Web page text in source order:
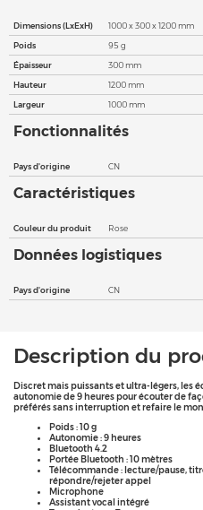
Dimensions (LxExH)
1000 x 300 x 1200 mm
Poids
95 g
Épaisseur
300 mm
Hauteur
1200 mm
Largeur
1000 mm
Fonctionnalités
Pays d'origine CN
Caractéristiques
Couleur du produit Rose
Données logistiques
Pays d'origine CN
Description du
Discret mais puissants et ultra-légers, les
autonomie de 9 heures pour écouter de
préférés sans interruption et refaire le
Poids : 10 g
Autonomie : 9 heures
Bluetooth 4.2
Portée Bluetooth : 10 mètres
Télécommande :lecture/pause,
répondre/rejeter appel
Microphone
Assistant vocal intégré